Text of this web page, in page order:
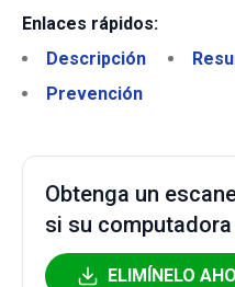
Enlaces rápidos:
Descripción
Prevención
Obtenga un
si su
ELIMÍNELO